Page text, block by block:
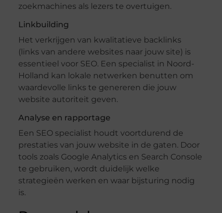
zoekmachines als lezers te overtuigen.
Linkbuilding
Het verkrijgen van kwalitatieve backlinks
(links van andere websites naar jouw site) is
essentieel voor SEO. Een specialist in Noord-
Holland kan lokale netwerken benutten om
waardevolle links te genereren die jouw
website autoriteit geven.
Analyse en rapportage
Een SEO specialist houdt voortdurend de
prestaties van jouw website in de gaten. Door
tools zoals Google Analytics en Search Console
te gebruiken, wordt duidelijk welke
strategieën werken en waar bijsturing nodig
is.